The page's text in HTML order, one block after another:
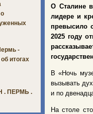
О Сталине
лидере и
превысило
2025 году
В «Ночь
вызывать
и по
На столе
-
итогах
. ПЕРМЬ .